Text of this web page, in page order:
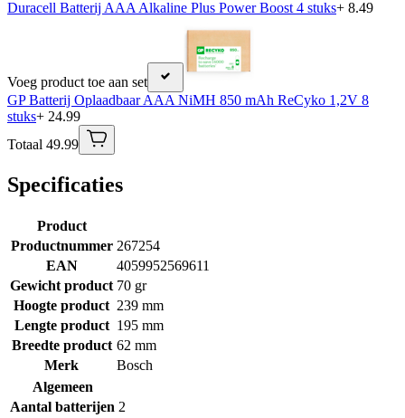
Duracell Batterij AAA Alkaline Plus Power Boost 4 stuks+ 8.49
Voeg product toe aan set
GP Batterij Oplaadbaar AAA NiMH 850 mAh ReCyko 1,2V 8
stuks+ 24.99
Totaal 49.99
Specificaties
Product
Productnummer 267254
EAN
4059952569611
Gewicht product 70 gr
Hoogte product 239 mm
Lengte product 195 mm
Breedte product 62 mm
Merk
Bosch
Algemeen
Aantal batterijen 2